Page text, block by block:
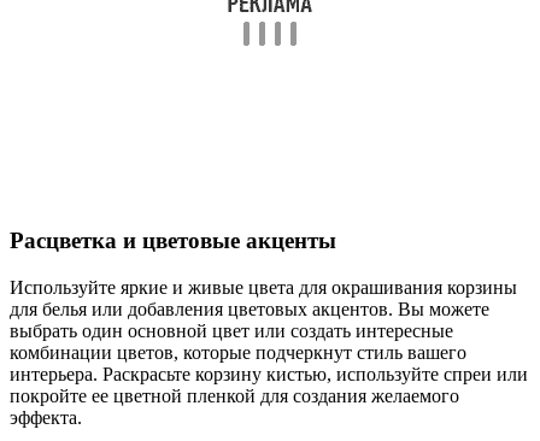
Расцветка и цветовые акценты
Используйте яркие и живые цвета для окрашивания корзины
для белья или добавления цветовых акцентов. Вы можете
выбрать один основной цвет или создать интересные
комбинации цветов, которые подчеркнут стиль вашего
интерьера. Раскрасьте корзину кистью, используйте спреи или
покройте ее цветной пленкой для создания желаемого
эффекта.